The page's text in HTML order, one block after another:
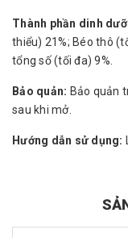
Thành phần dinh
thiểu) 21%; Béo thô
tổng số (tối đa) 9%.
Bảo quản: Bảo quản
sau khi mở.
Hướng dẫn sử dụng: